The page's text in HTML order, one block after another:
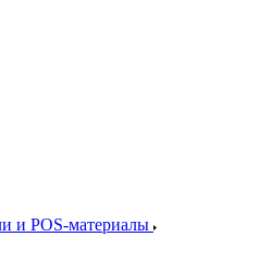
и POS-материалы